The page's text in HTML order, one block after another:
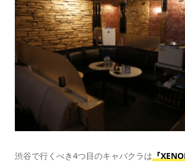
渋谷で行くべき4つ目のキャバクラは『